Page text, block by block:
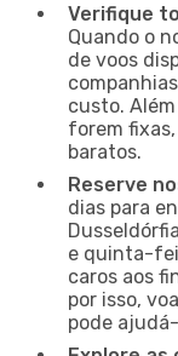
Verifique
Quando o
de voos
custo.
forem
baratos.
Reserve
dias para
e quinta-
caros aos
por isso,
pode